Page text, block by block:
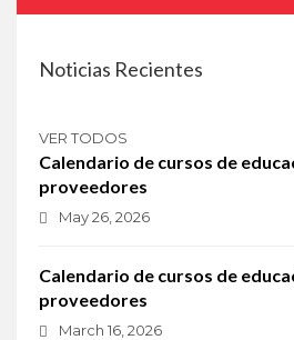
Noticias Recientes
VER TODOS
Calendario de cursos de
proveedores
May 26, 2026
Calendario de cursos de
proveedores
March 16, 2026